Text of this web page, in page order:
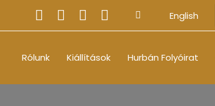
English
Rólunk Kiállítások Hurbán Folyóirat